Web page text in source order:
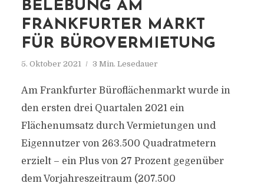
BELEBUNG AM
FRANKFURTER MARKT
FÜR BÜROVERMIETUNG
5. Oktober 2021 3 Min. Lesedauer
Am Frankfurter Büroflächenmarkt wurde in
den ersten drei Quartalen 2021 ein
Flächenumsatz durch Vermietungen und
Eigennutzer von 263.500 Quadratmetern
erzielt – ein Plus von 27 Prozent gegenüber
dem Vorjahreszeitraum (207.500